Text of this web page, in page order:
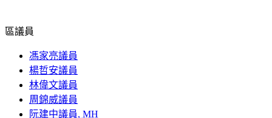
區議員
馮家亮議員
楊哲安議員
林偉文議員
周錦威議員
阮建中議員, MH